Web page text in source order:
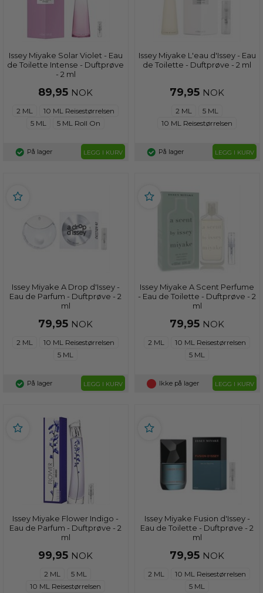
Issey Miyake Solar Violet - Eau
de Toilette Intense - Duftprøve
- 2 ml
89,95 NOK
2 ML
10 ML Reisestørrelsen
5 ML
5 ML Roll On
På lager LEGG I KURV
Issey Miyake L'eau d'Issey - Eau
de Toilette - Duftprøve - 2 ml
79,95 NOK
2 ML
5 ML
10 ML Reisestørrelsen
På lager LEGG I KURV
Issey Miyake A Drop d'Issey -
Eau de Parfum - Duftprøve - 2
ml
79,95 NOK
2 ML
10 ML Reisestørrelsen
5 ML
På lager LEGG I KURV
Issey Miyake A Scent Perfume
- Eau de Toilette - Duftprøve - 2
ml
79,95 NOK
2 ML
10 ML Reisestørrelsen
5 ML
Ikke på lager LEGG I KURV
Issey Miyake Flower Indigo -
Eau de Parfum - Duftprøve - 2
ml
99,95 NOK
2 ML
5 ML
10 ML Reisestørrelsen
Issey Miyake Fusion d'Issey -
Eau de Toilette - Duftprøve - 2
ml
79,95 NOK
2 ML
10 ML Reisestørrelsen
5 ML